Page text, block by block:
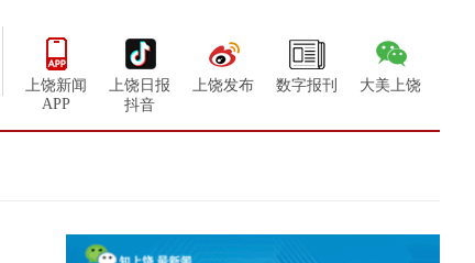
上饶新闻
APP
上饶日报
抖音
上饶发布 数字报刊 大美上饶